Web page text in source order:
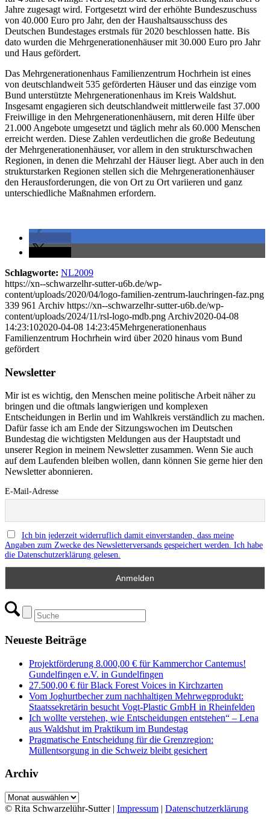
Jahre zugesagt wird. Fortgesetzt wird der erhöhte Bundeszuschuss
von 40.000 Euro pro Jahr, den der Haushaltsausschuss des
Deutschen Bundestages erstmals für 2020 beschlossen hatte. Bis
dato wurden die Mehrgenerationenhäuser mit 30.000 Euro pro Jahr
und Haus gefördert.
Das Mehrgenerationenhaus Familienzentrum Hochrhein ist eines
von deutschlandweit 535 geförderten Häuser und das einzige vom
Bund unterstützte Mehrgenerationenhaus im Kreis Waldshut.
Insgesamt engagieren sich deutschlandweit mittlerweile fast 37.000
Freiwillige in den Mehrgenerationenhäusern, mit deren Hilfe über
21.000 Angebote umgesetzt und täglich mehr als 60.000 Menschen
erreicht werden. Diese Zahlen verdeutlichen die große Bedeutung
der Mehrgenerationenhäuser, vor allem in den strukturschwachen
Regionen, in denen die Mehrzahl der Häuser liegt. Aber auch in den
strukturstarken Regionen stellen sich die Mehrgenerationenhäuser
den Herausforderungen, die von Ort zu Ort variieren und ganz
unterschiedliche Maßnahmen erfordern.
Schlagworte: NL2009
https://xn--schwarzelhr-sutter-u6b.de/wp-
content/uploads/2020/04/logo-familien-zentrum-lauchringen-faz.png
339 961 Archiv https://xn--schwarzelhr-sutter-u6b.de/wp-
content/uploads/2024/11/rsl-logo-mdb.png Archiv2020-04-08
14:23:102020-04-08 14:23:45Mehrgenerationenhaus
Familienzentrum Hochrhein wird über 2020 hinaus vom Bund
gefördert
Newsletter
Mir ist es wichtig, den Menschen meine politische Arbeit näher zu
bringen und die oftmals langwierigen und komplexen
Entscheidungen in Berlin und im Wahlkreis verständlich zu machen.
Dafür fasse ich am Ende der Sitzungswochen im Deutschen
Bundestag die wichtigsten Meldungen aus der Hauptstadt und
unserer Region in meinem Newsletter zusammen. Wenn Sie auch
auf dem Laufenden bleiben wollen, dann können Sie gerne hier den
Newsletter abonnieren.
E-Mail-Adresse
Ich bin jederzeit widerruflich damit einverstanden, dass meine
Angaben zum Zwecke des Newsletterversands gespeichert werden. Ich habe
die Datenschutzerklärung gelesen.
Neueste Beiträge
Projektförderung 8.000,00 € für Kammerchor Cantemus!
Gundelfingen e.V. in Gundelfingen
27.500,00 € für Black Forest Voices in Kirchzarten
Vom Joghurtbecher zum nachhaltigen Mehrwegprodukt:
Staatssekretärin besucht Vogt-Plastic GmbH in Rheinfelden
Ich wollte verstehen, wie Entscheidungen entstehen“ – Lena
aus Waldshut im Praktikum im Bundestag
Pragmatische Entscheidung für die Grenzregion:
Müllentsorgung in die Schweiz bleibt gesichert
Archiv
Archiv
© Rita Schwarzelühr-Sutter | Impressum | Datenschutzerklärung